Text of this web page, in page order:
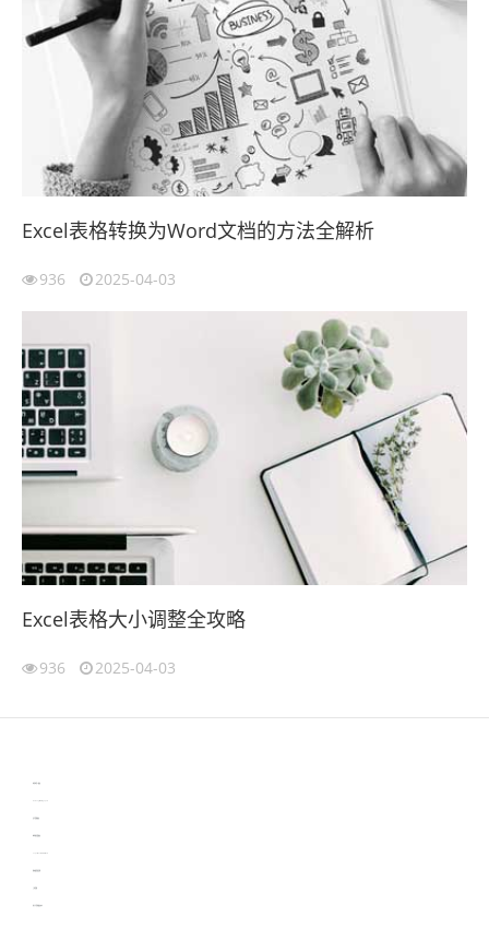
Excel表格转换为Word文档的方法全解析
936 2025-04-03
Excel表格大小调整全攻略
936 2025-04-03